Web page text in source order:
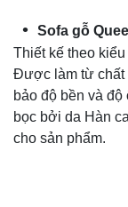
Sofa gỗ
Thiết kế theo
Được làm từ chất
bảo độ bền và
bọc bởi da Hàn
cho sản phẩm.